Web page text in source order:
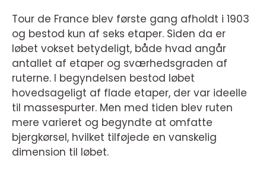
Tour de France blev første gang afholdt i 1903
og bestod kun af seks etaper. Siden da er
løbet vokset betydeligt, både hvad angår
antallet af etaper og sværhedsgraden af
ruterne. I begyndelsen bestod løbet
hovedsageligt af flade etaper, der var ideelle
til massespurter. Men med tiden blev ruten
mere varieret og begyndte at omfatte
bjergkørsel, hvilket tilføjede en vanskelig
dimension til løbet.